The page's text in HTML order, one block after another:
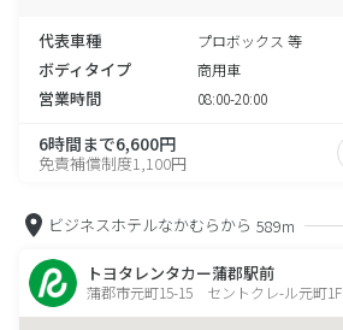
代表車種 プロボックス 等
ボディタイプ 商用車
営業時間 08:00-20:00
6時間まで6,600円
免責補償制度1,100円
ビジネスホテルなかむらから 589m
トヨタレンタカー蒲郡駅前
蒲郡市元町15-15 セントクレ-ル元町1F